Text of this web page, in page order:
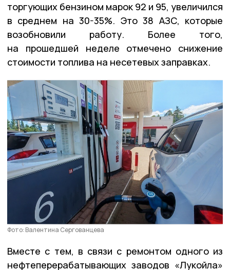
торгующих бензином марок 92 и 95, увеличился
в среднем на 30-35%. Это 38 АЗС, которые
возобновили работу. Более того,
на прошедшей неделе отмечено снижение
стоимости топлива на несетевых заправках.
Фото: Валентина Сергованцева
Вместе с тем, в связи с ремонтом одного из
нефтеперерабатывающих заводов «Лукойла»